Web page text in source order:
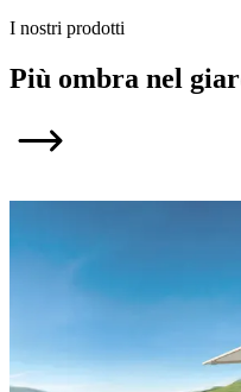
I nostri prodotti
Più ombra nel